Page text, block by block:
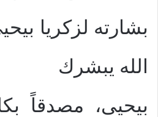
بشارته لزكريا
الله يبشرك
بيحيى، مصدقاً